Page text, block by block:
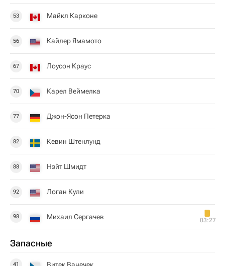
53 Майкл Карконе
56 Кайлер Ямамото
67 Лоусон Краус
70 Карел Веймелка
77 Джон-Ясон Петерка
82 Кевин Штенлунд
88 Нэйт Шмидт
92 Логан Кули
98 Михаил Сергачев 03:27
Запасные
41 Витек Ванечек